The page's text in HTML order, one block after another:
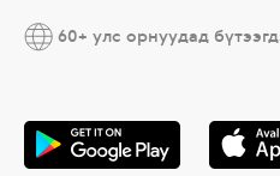
60+ улс орнуудад